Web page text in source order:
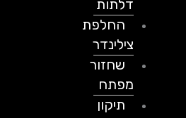
דלתות
החלפת
צילינדר
שחזור
מפתח
תיקון